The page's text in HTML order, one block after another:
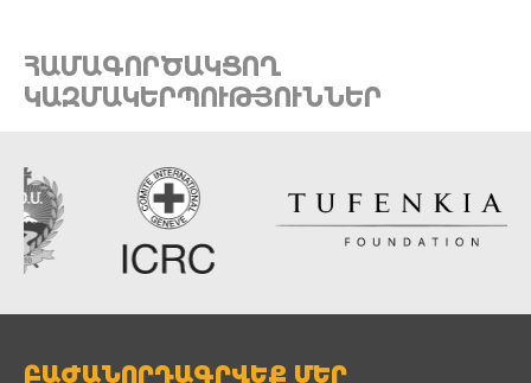
ՀԱՄԱԳՈՐԾԱԿՑՈՂ
ԿԱԶՄԱԿԵՐՊՈՒԹՅՈՒՆՆԵՐ
ԲԱԺԱՆՈՐԴԱԳՐՎԵՔ ՄԵՐ